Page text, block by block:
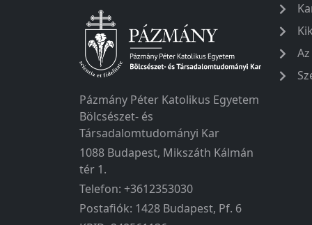
Pázmány Péter Katolikus Egyetem
Bölcsészet- és
Társadalomtudományi Kar
1088 Budapest, Mikszáth Kálmán
tér 1.
Telefon: +3612353030
Postafiók: 1428 Budapest, Pf. 6